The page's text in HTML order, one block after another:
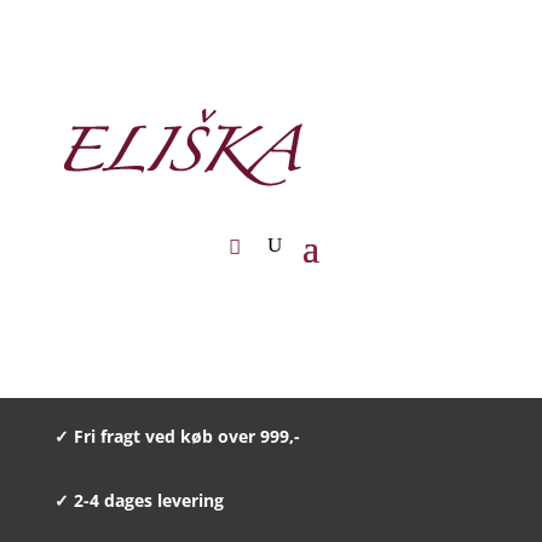
✓ Fri fragt ved køb over 999,-
✓ 2-4 dages levering